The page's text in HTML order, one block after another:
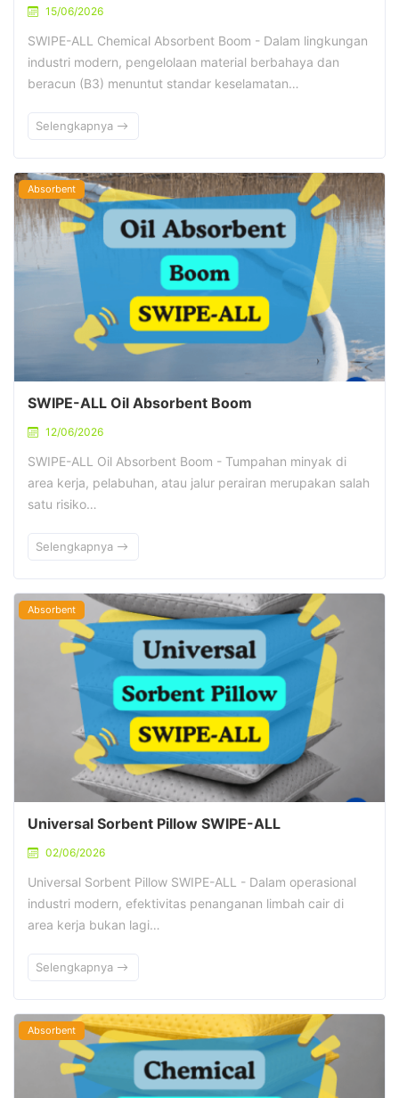
15/06/2026
SWIPE-ALL Chemical Absorbent Boom - Dalam lingkungan
industri modern, pengelolaan material berbahaya dan
beracun (B3) menuntut standar keselamatan…
Selengkapnya
Absorbent
SWIPE-ALL Oil Absorbent Boom
12/06/2026
SWIPE-ALL Oil Absorbent Boom - Tumpahan minyak di
area kerja, pelabuhan, atau jalur perairan merupakan salah
satu risiko…
Selengkapnya
Absorbent
Universal Sorbent Pillow SWIPE-ALL
02/06/2026
Universal Sorbent Pillow SWIPE-ALL - Dalam operasional
industri modern, efektivitas penanganan limbah cair di
area kerja bukan lagi…
Selengkapnya
Absorbent